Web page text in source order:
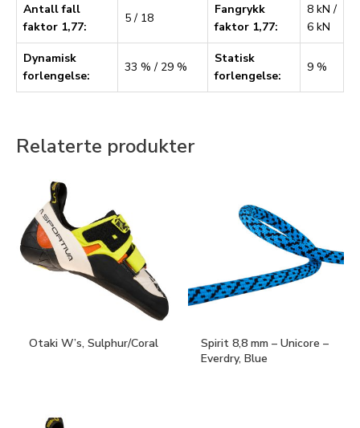
Antall fall
faktor 1,77:
5 / 18
Fangrykk
faktor 1,77:
8 kN /
6 kN
Dynamisk
forlengelse:
33 % / 29 %
Statisk
forlengelse:
9 %
Relaterte produkter
Otaki W’s, Sulphur/Coral
Spirit 8,8 mm – Unicore –
Everdry, Blue